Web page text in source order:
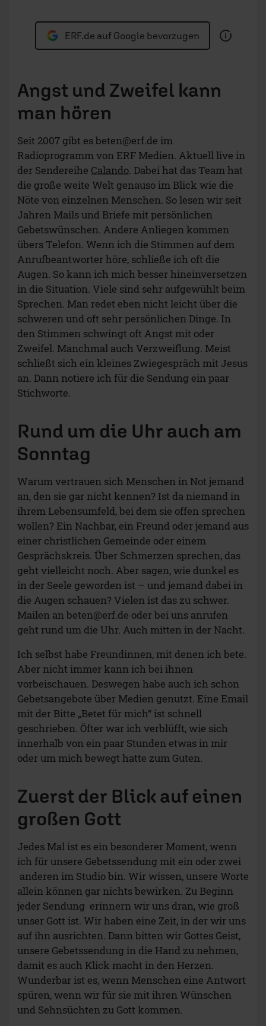
ERF.de auf Google bevorzugen
Angst und Zweifel kann
man hören
Seit 2007 gibt esbeten@erf.de im
Radioprogramm von ERF Medien. Aktuell live in
der Sendereihe Calando. Dabei hat das Team hat
die große weite Welt genauso im Blick wie die
Nöte von einzelnen Menschen. So lesen wir seit
Jahren Mails und Briefe mit persönlichen
Gebetswünschen. Andere Anliegen kommen
übers Telefon. Wenn ich die Stimmen auf dem
Anrufbeantworter höre, schließe ich oft die
Augen. So kann ich mich besser hineinversetzen
in die Situation. Viele sind sehr aufgewühlt beim
Sprechen. Man redet eben nicht leicht über die
schweren und oft sehr persönlichen Dinge. In
den Stimmen schwingt oft Angst mit oder
Zweifel. Manchmal auch Verzweiflung. Meist
schließt sich ein kleines Zwiegespräch mit Jesus
an. Dann notiere ich für die Sendung ein paar
Stichworte.
Rund um die Uhr auch am
Sonntag
Warum vertrauen sich Menschen in Not jemand
an, den sie gar nicht kennen? Ist da niemand in
ihrem Lebensumfeld, bei dem sie offen sprechen
wollen? Ein Nachbar, ein Freund oder jemand aus
einer christlichen Gemeinde oder einem
Gesprächskreis. Über Schmerzen sprechen, das
geht vielleicht noch. Aber sagen, wie dunkel es
in der Seele geworden ist – und jemand dabei in
die Augen schauen? Vielen ist das zu schwer.
Mailen anbeten@erf.de oder bei uns anrufen
geht rund um die Uhr. Auch mitten in der Nacht.
Ich selbst habe Freundinnen, mit denen ich bete.
Aber nicht immer kann ich bei ihnen
vorbeischauen. Deswegen habe auch ich schon
Gebetsangebote über Medien genutzt. Eine Email
mit der Bitte „Betet für mich“ ist schnell
geschrieben. Öfter war ich verblüfft, wie sich
innerhalb von ein paar Stunden etwas in mir
oder um mich bewegt hatte zum Guten.
Zuerst der Blick auf einen
großen Gott
Jedes Mal ist es ein besonderer Moment, wenn
ich für unsere Gebetssendung mit ein oder zwei
anderen im Studio bin. Wir wissen, unsere Worte
allein können gar nichts bewirken. Zu Beginn
jeder Sendung erinnern wir uns dran, wie groß
unser Gott ist. Wir haben eine Zeit, in der wir uns
auf ihn ausrichten. Dann bitten wir Gottes Geist,
unsere Gebetssendung in die Hand zu nehmen,
damit es auch Klick macht in den Herzen.
Wunderbar ist es, wenn Menschen eine Antwort
spüren, wenn wir für sie mit ihren Wünschen
und Sehnsüchten zu Gott kommen.